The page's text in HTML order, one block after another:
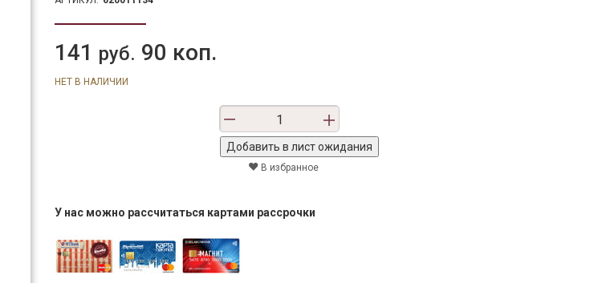
141 руб. 90 коп.
НЕТ В НАЛИЧИИ
В избранное
У нас можно рассчитаться картами рассрочки